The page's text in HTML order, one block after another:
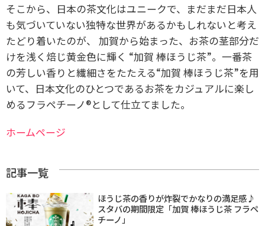
そこから、日本の茶文化はユニークで、まだまだ日本人
も気づいていない独特な世界があるかもしれないと考え
たどり着いたのが、 加賀から始まった、お茶の茎部分だ
けを浅く焙じ黄金色に輝く “加賀 棒ほうじ茶”。一番茶
の芳しい香りと繊細さをたたえる“加賀 棒ほうじ茶”を用
いて、日本文化のひとつであるお茶をカジュアルに楽し
めるフラペチーノ®として仕立てました。
ホームページ
記事一覧
ほうじ茶の香りが炸裂でかなりの満足感♪
スタバの期間限定「加賀 棒ほうじ茶 フラペ
チーノ」